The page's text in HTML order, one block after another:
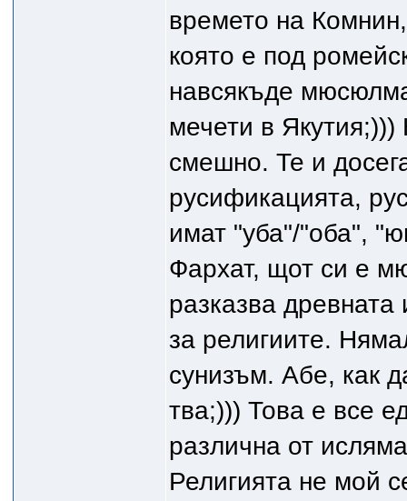
времето на
която е под
навсякъде
мечети в
смешно. Те и
русификацията,
имат "уба"/"оба",
Фархат, щот си е
разказва древната
за религиите.
сунизъм. Абе, как
тва;))) Това е все
различна от
Религията не мой